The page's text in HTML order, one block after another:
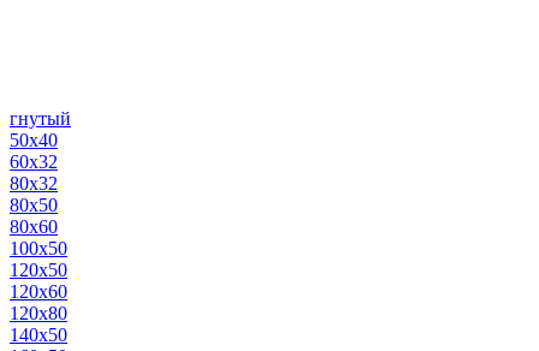
гнутый
50х40
60х32
80х32
80х50
80х60
100х50
120х50
120х60
120х80
140х50